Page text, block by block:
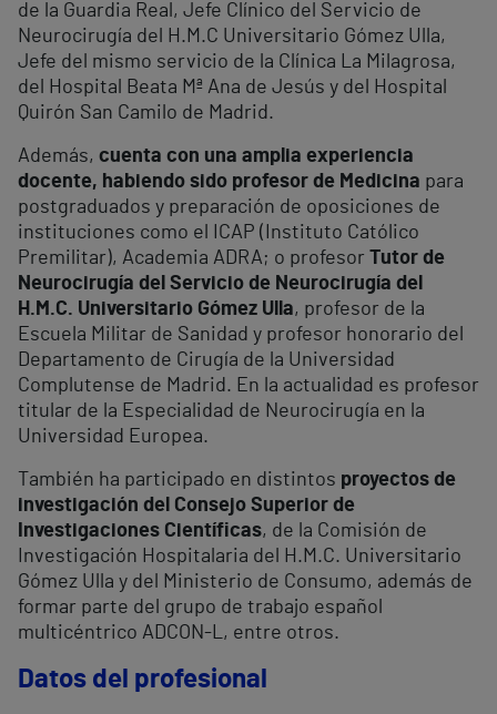
de la Guardia Real, Jefe Clínico del Servicio de
Neurocirugía del H.M.C Universitario Gómez Ulla,
Jefe del mismo servicio de la Clínica La Milagrosa,
del Hospital Beata Mª Ana de Jesús y del Hospital
Quirón San Camilo de Madrid.
Además, cuenta con una amplia experiencia
docente, habiendo sido profesor de Medicina para
postgraduados y preparación de oposiciones de
instituciones como el ICAP (Instituto Católico
Premilitar), Academia ADRA; o profesor
Tutor de
Neurocirugía del Servicio de Neurocirugía del
H.M.C. Universitario Gómez Ulla, profesor de la
Escuela Militar de Sanidad y profesor honorario del
Departamento de Cirugía de la Universidad
Complutense de Madrid. En la actualidad es profesor
titular de la Especialidad de Neurocirugía en la
Universidad Europea.
También ha participado en distintos proyectos de
investigación del Consejo Superior de
Investigaciones Científicas, de la Comisión de
Investigación Hospitalaria del H.M.C. Universitario
Gómez Ulla y del Ministerio de Consumo, además de
formar parte del grupo de trabajo español
multicéntrico ADCON-L, entre otros.
Datos del profesional